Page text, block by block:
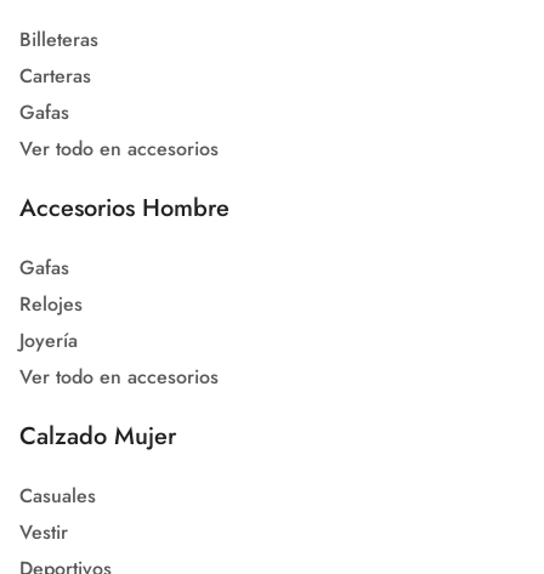
Billeteras
Carteras
Gafas
Ver todo en accesorios
Accesorios Hombre
Gafas
Relojes
Joyería
Ver todo en accesorios
Calzado Mujer
Casuales
Vestir